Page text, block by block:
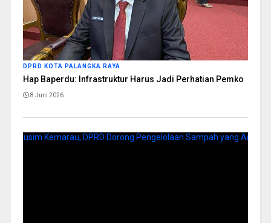
DPRD KOTA PALANGKA RAYA
Hap Baperdu: Infrastruktur Harus Jadi Perhatian Pemko
8 Juni 2026